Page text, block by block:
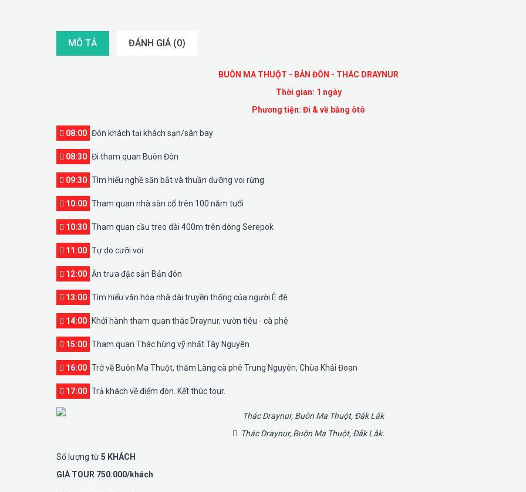
MÔ TẢ ĐÁNH GIÁ (0)
BUÔN MA THUỘT - BẢN ĐÔN - THÁC DRAYNUR
Thời gian: 1 ngày
Phương tiện: Đi & về bằng ôtô
08:00 Đón khách tại khách sạn/sân bay
08:30 Đi tham quan Buôn Đôn
09:30 Tìm hiểu nghề săn bắt và thuần dưỡng voi rừng
10:00 Tham quan nhà sàn cổ trên 100 năm tuổi
10:30 Tham quan cầu treo dài 400m trên dòng Serepok
11:00 Tự do cưỡi voi
12:00 Ăn trưa đặc sản Bản đôn
13:00 Tìm hiểu văn hóa nhà dài truyền thống của người Ê đê
14:00 Khởi hành tham quan thác Draynur, vườn tiêu - cà phê
15:00 Tham quan Thác hùng vỹ nhất Tây Nguyên
16:00 Trở về Buôn Ma Thuột, thăm Làng cà phê Trung Nguyên, Chùa Khải Đoan
17:00 Trả khách về điểm đón. Kết thúc tour.
Thác Draynur, Buôn Ma Thuột, Đắk Lắk.
Số lượng từ5 KHÁCH
GIÁ TOUR 750.000/khách